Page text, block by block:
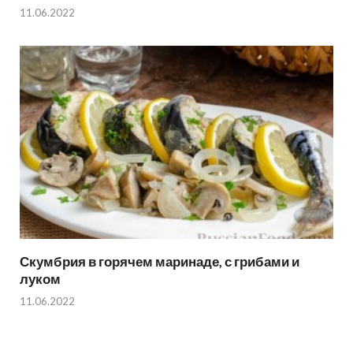
11.06.2022
Скумбрия в горячем маринаде, с грибами и
луком
11.06.2022